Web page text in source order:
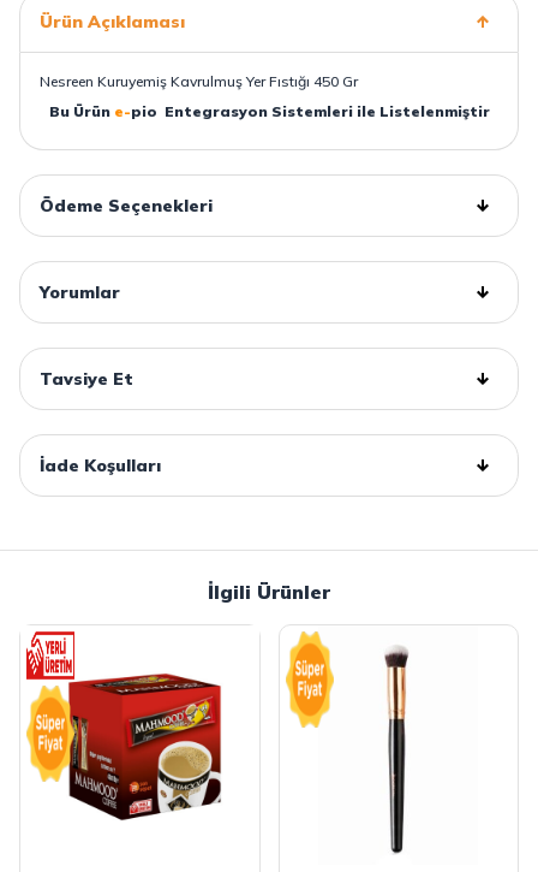
Ürün Açıklaması
Nesreen Kuruyemiş Kavrulmuş Yer Fıstığı 450 Gr
Bu Ürüne-pio Entegrasyon Sistemleri ile Listelenmiştir
Ödeme Seçenekleri
Yorumlar
Tavsiye Et
İade Koşulları
İlgili Ürünler